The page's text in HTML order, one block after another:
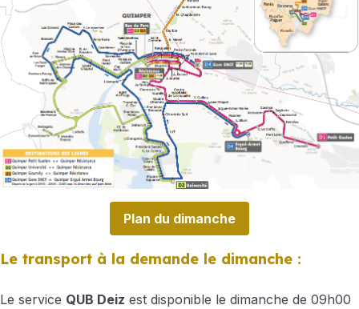
Plan du dimanche
Le transport à la demande le dimanche :
Le service QUB Deiz est disponible le dimanche de 09h00